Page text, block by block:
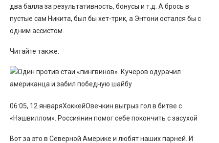
два балла за результативность, бонусы и т.д. А брось в
пустые сам Никита, был бы хет-трик, а Энтони остался бы с
одним ассистом.
Читайте также:
06:05, 12 январяХоккейОвечкин выгрыз гол в битве с
«Нэшвиллом». Россиянин помог себе покончить с засухой
Вот за это в Северной Америке и любят наших парней. И